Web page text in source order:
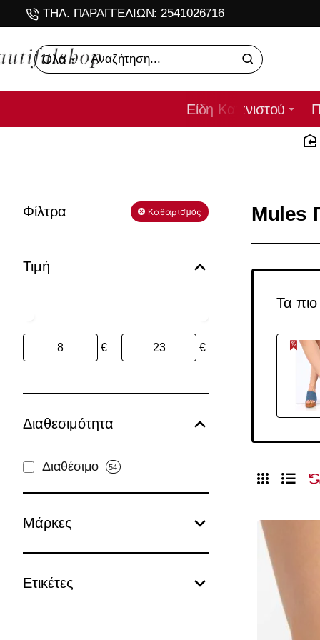
ΤΗΛ. ΠΑΡΑΓΓΕΛΙΩΝ: 2541026716
Όλα
Αναζήτηση...
Είδη Καπνιστού
Φίλτρα Καθαρισμός
Τιμή
€ €
Διαθεσιμότητα
Διαθέσιμο 54
Μάρκες
Ετικέτες
Mules
Τα